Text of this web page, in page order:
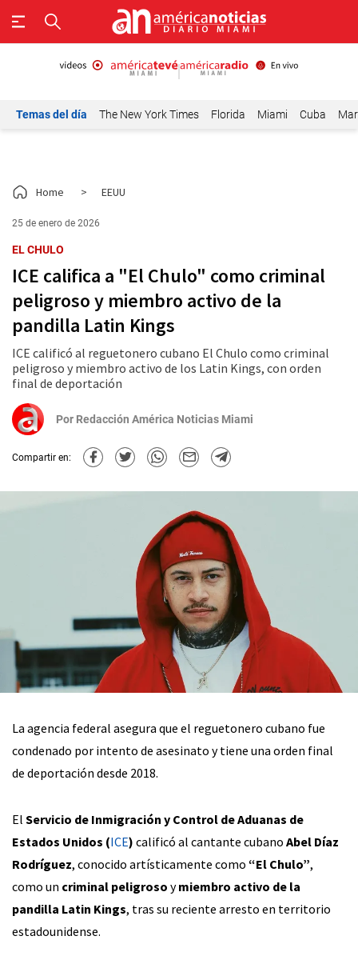
Temas del día The New York Times Florida Miami Cuba
Home > EEUU
25 de enero de 2026
EL CHULO
ICE califica a "El Chulo" como criminal
peligroso y miembro activo de la
pandilla Latin Kings
ICE calificó al reguetonero cubano El Chulo como criminal
peligroso y miembro activo de los Latin Kings, con orden
final de deportación
Por Redacción América Noticias Miami
Compartir en:
La agencia federal asegura que el reguetonero cubano fue
condenado por intento de asesinato y tiene una orden final
de deportación desde 2018.
El Servicio de Inmigración y Control de Aduanas de
Estados Unidos (ICE) calificó al cantante cubano Abel Díaz
Rodríguez, conocido artísticamente como “El Chulo”,
como un criminal peligroso ymiembro activo de la
pandilla Latin Kings, tras su reciente arresto en territorio
estadounidense.